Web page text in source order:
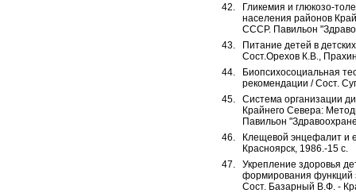
Гликемия и глюкозо-
населения районов
СССР. Павильон
Питание детей в
Сост.Орехов К.В.,
Биопсихосоциальная
рекомендации / Сост.
Система организации
Крайнего Севера:
Павильон
Клещевой энцефалит и
Красноярск, 1986.-15 с.
Укрепление здоровья
формирования функций
Сост. Базарный В.Ф. -